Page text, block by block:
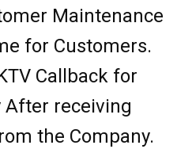
Maintenance
for Customers.
Callback for
receiving
the Company.